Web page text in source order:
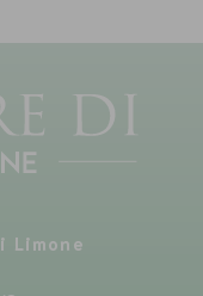
Limone